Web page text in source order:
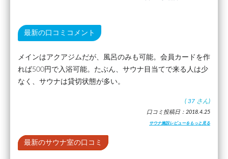
最新の口コミコメント
メインはアクアジムだが、風呂のみも可能。会員カードを作
れば500円で入浴可能。たぶん、サウナ目当てで来る人は少
なく、サウナは貸切状態が多い。
( 37 さん)
口コミ投稿日：2018.4.25
サウナ施設レビューをもっと見る
最新のサウナ室の口コミ